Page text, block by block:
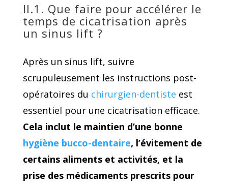
II.1. Que faire pour accélérer le
temps de cicatrisation après
un sinus lift ?
Après un sinus lift, suivre
scrupuleusement les instructions post-
opératoires du chirurgien-dentiste est
essentiel pour une cicatrisation efficace.
Cela inclut le maintien d’une bonne
hygiène bucco-dentaire, l’évitement de
certains aliments et activités, et la
prise des médicaments prescrits pour